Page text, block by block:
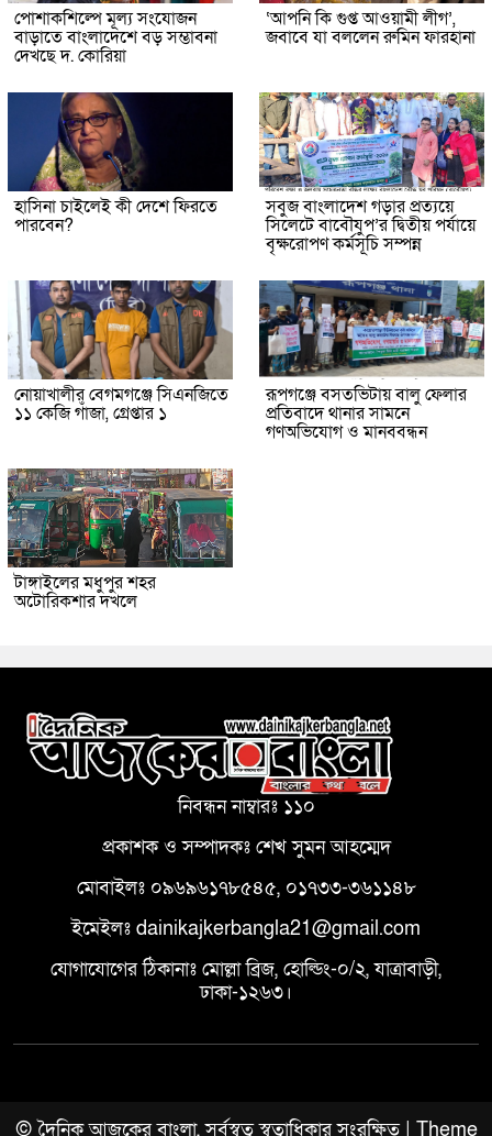
পোশাকশিল্পে মূল্য সংযোজন
বাড়াতে বাংলাদেশে বড় সম্ভাবনা
দেখছে দ. কোরিয়া
‘আপনি কি গুপ্ত আওয়ামী লীগ’,
জবাবে যা বললেন রুমিন ফারহানা
হাসিনা চাইলেই কী দেশে ফিরতে
পারবেন?
সবুজ বাংলাদেশ গড়ার প্রত্যয়ে
সিলেটে বাবৌযুপ’র দ্বিতীয় পর্যায়ে
বৃক্ষরোপণ কর্মসূচি সম্পন্ন
নোয়াখালীর বেগমগঞ্জে সিএনজিতে
১১ কেজি গাঁজা, গ্রেপ্তার ১
রূপগঞ্জে বসতভিটায় বালু ফেলার
প্রতিবাদে থানার সামনে
গণঅভিযোগ ও মানববন্ধন
টাঙ্গাইলের মধুপুর শহর
অটোরিকশার দখলে
নিবন্ধন নাম্বারঃ ১১০
প্রকাশক ও সম্পাদকঃ শেখ সুমন আহম্মেদ
মোবাইলঃ ০৯৬৯৬১৭৮৫৪৫, ০১৭৩৩-৩৬১১৪৮
ইমেইলঃ dainikajkerbangla21@gmail.com
যোগাযোগের ঠিকানাঃ মোল্লা ব্রিজ, হোল্ডিং-০/২, যাত্রাবাড়ী,
ঢাকা-১২৬৩।
© দৈনিক আজকের বাংলা, সর্বস্বত্ব স্বত্বাধিকার সংরক্ষিত | Theme